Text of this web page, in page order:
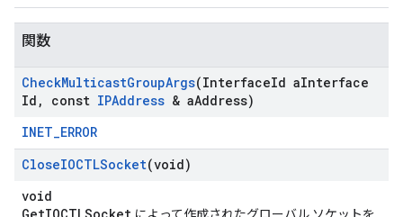
関数
CheckMulticastGroupArgs(InterfaceId aInterface
Id , const IPAddress & aAddress)
INET_ERROR
CloseIOCTLSocket(void)
void